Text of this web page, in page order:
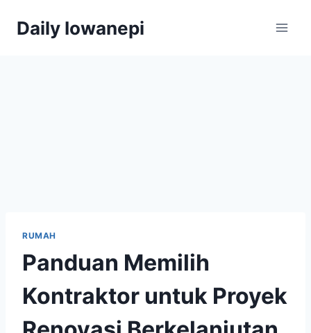
Daily Iowanepi
RUMAH
Panduan Memilih
Kontraktor untuk Proyek